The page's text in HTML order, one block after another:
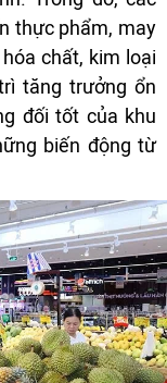
thực phẩm, may
chất, kim loại
tăng trưởng ổn
đối tốt của khu
biến động từ